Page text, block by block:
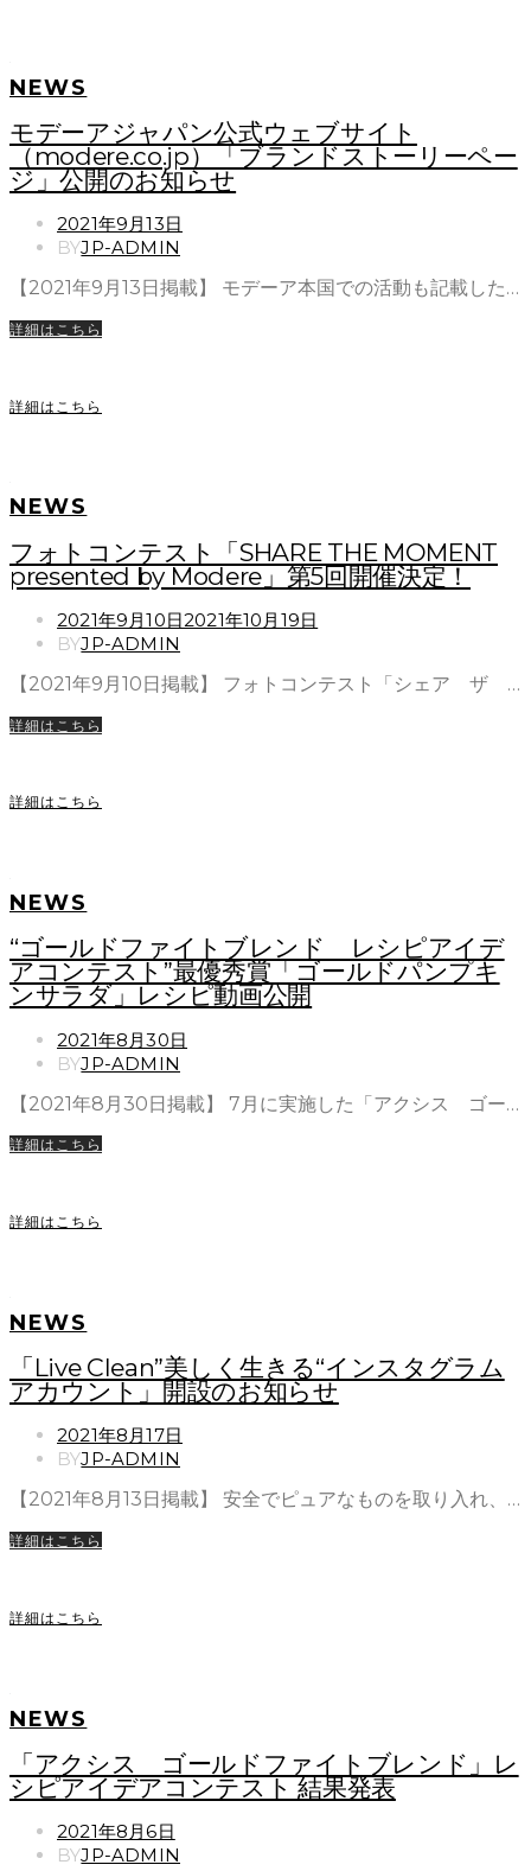
NEWS
モデーアジャパン公式ウェブサイト
（modere.co.jp）「ブランドストーリーペー
ジ」公開のお知らせ
POSTED
ON
2021年9月13日
BYJP-ADMIN
【2021年9月13日掲載】 モデーア本国での活動も記載した…
詳細はこちら
詳細はこちら
NEWS
フォトコンテスト「SHARE THE MOMENT
presented by Modere」第5回開催決定！
POSTED
ON
2021年9月10日2021年10月19日
BYJP-ADMIN
【2021年9月10日掲載】 フォトコンテスト「シェア ザ …
詳細はこちら
詳細はこちら
NEWS
“ゴールドファイトブレンド レシピアイデ
アコンテスト”最優秀賞「ゴールドパンプキ
ンサラダ」レシピ動画公開
POSTED
ON
2021年8月30日
BYJP-ADMIN
【2021年8月30日掲載】 7月に実施した「アクシス ゴー…
詳細はこちら
詳細はこちら
NEWS
「Live Clean”美しく生きる“インスタグラム
アカウント」開設のお知らせ
POSTED
ON
2021年8月17日
BYJP-ADMIN
【2021年8月13日掲載】 安全でピュアなものを取り入れ、…
詳細はこちら
詳細はこちら
NEWS
「アクシス ゴールドファイトブレンド」レ
シピアイデアコンテスト 結果発表
POSTED
ON
2021年8月6日
BYJP-ADMIN